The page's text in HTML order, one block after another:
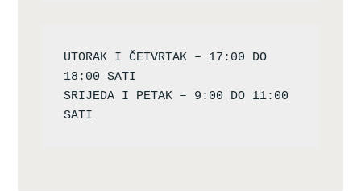
UTORAK I ČETVRTAK – 17:00 DO
18:00 SATI
SRIJEDA I PETAK – 9:00 DO 11:00